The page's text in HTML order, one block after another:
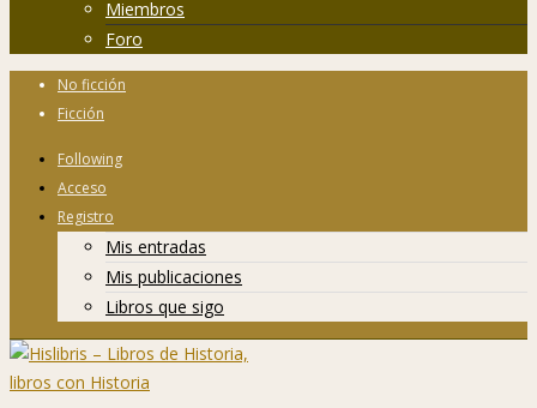
Miembros
Foro
No ficción
Ficción
Following
Acceso
Registro
Mis entradas
Mis publicaciones
Libros que sigo